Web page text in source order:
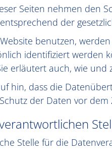
Seiten nehmen den
der
benutzen,
identifiziert werden
erläutert auch, wie und
hin, dass die
der Daten vor
Stelle für die